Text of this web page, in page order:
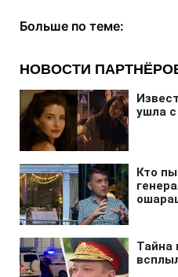
Больше по теме: